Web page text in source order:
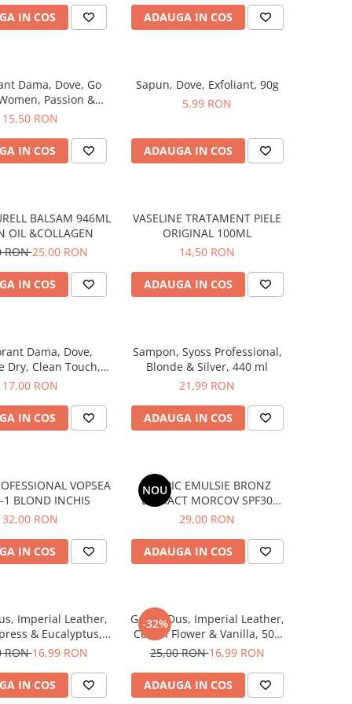
IN COS
ADAUGA IN COS
Dama, Dove, Go
Passion &
Spray, 150 ml
15,50 RON
IN COS
Sapun, Dove, Exfoliant, 90g
5,99 RON
ADAUGA IN COS
BALSAM 946ML
OIL &COLLAGEN
RON25,00 RON
IN COS
VASELINE TRATAMENT PIELE
ORIGINAL 100ML
14,50 RON
ADAUGA IN COS
Dama, Dove,
Dry, Clean Touch,
150 ml
17,00 RON
IN COS
Sampon, Syoss Professional,
Blonde & Silver, 440 ml
21,99 RON
ADAUGA IN COS
VOPSEA
1 BLOND INCHIS
32,00 RON
IN COS
NOU
TROPIC EMULSIE BRONZ
EXTRACT MORCOV SPF30
250ML
29,00 RON
ADAUGA IN COS
Imperial Leather,
& Eucalyptus,
500 ml
RON16,99 RON
IN COS
-32%
Gel de Dus, Imperial Leather,
Cotton Flower & Vanilla, 500
ml
25,00 RON16,99 RON
ADAUGA IN COS